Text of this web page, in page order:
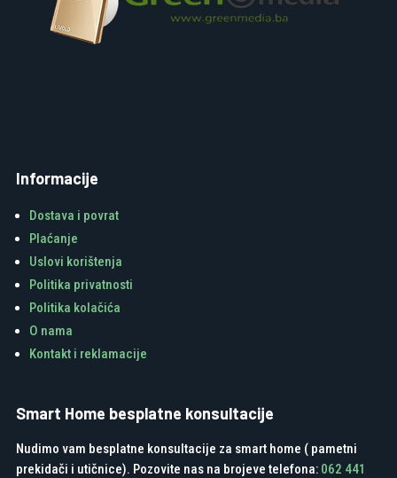
Informacije
Dostava i povrat
Plaćanje
Uslovi korištenja
Politika privatnosti
Politika kolačića
O nama
Kontakt i reklamacije
Smart Home besplatne konsultacije
Nudimo vam besplatne konsultacije za smart home ( pametni
prekidači i utičnice). Pozovite nas na brojeve telefona: 062 441